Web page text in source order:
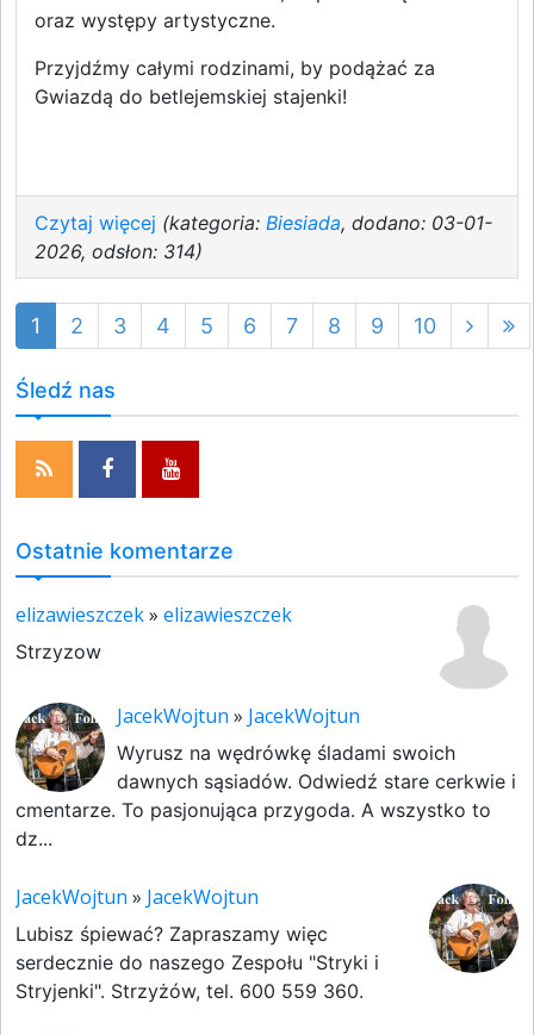
oraz występy artystyczne.
Przyjdźmy całymi rodzinami, by podążać za
Gwiazdą do betlejemskiej stajenki!
Czytaj więcej (kategoria: Biesiada, dodano: 03-01-
2026, odsłon: 314)
1 2 3 4 5 6 7 8 9 10
Śledź nas
Ostatnie komentarze
elizawieszczek» elizawieszczek
Strzyzow
JacekWojtun » JacekWojtun
Wyrusz na wędrówkę śladami swoich
dawnych sąsiadów. Odwiedź stare cerkwie i
cmentarze. To pasjonująca przygoda. A wszystko to
dz...
JacekWojtun » JacekWojtun
Lubisz śpiewać? Zapraszamy więc
serdecznie do naszego Zespołu "Stryki i
Stryjenki". Strzyżów, tel. 600 559 360.